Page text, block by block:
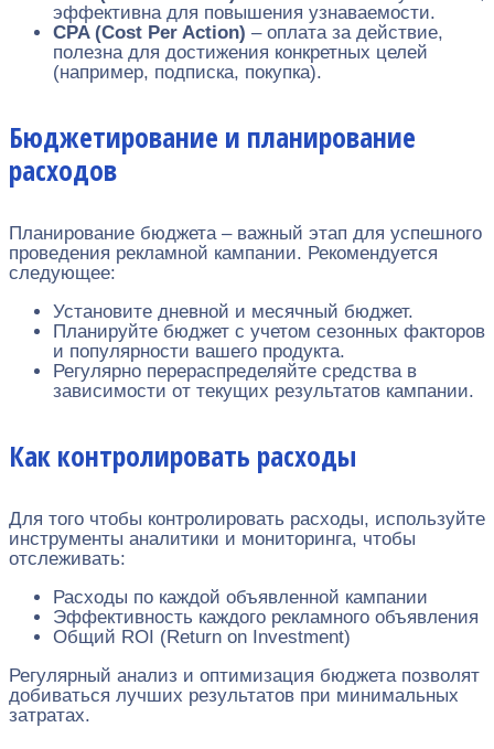
эффективна для повышения узнаваемости.
CPA (Cost Per Action) – оплата за действие,
полезна для достижения конкретных целей
(например, подписка, покупка).
Бюджетирование и планирование
расходов
Планирование бюджета – важный этап для успешного
проведения рекламной кампании. Рекомендуется
следующее:
Установите дневной и месячный бюджет.
Планируйте бюджет с учетом сезонных факторов
и популярности вашего продукта.
Регулярно перераспределяйте средства в
зависимости от текущих результатов кампании.
Как контролировать расходы
Для того чтобы контролировать расходы, используйте
инструменты аналитики и мониторинга, чтобы
отслеживать:
Расходы по каждой объявленной кампании
Эффективность каждого рекламного объявления
Общий ROI (Return on Investment)
Регулярный анализ и оптимизация бюджета позволят
добиваться лучших результатов при минимальных
затратах.